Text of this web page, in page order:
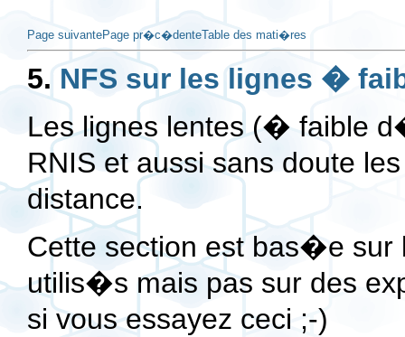
Page suivantePage pr�c�denteTable des mati�res
5. NFS sur les lignes �
Les lignes lentes (� faible
RNIS et aussi sans doute
distance.
Cette section est bas�e sur
utilis�s mais pas sur des
si vous essayez ceci ;-)